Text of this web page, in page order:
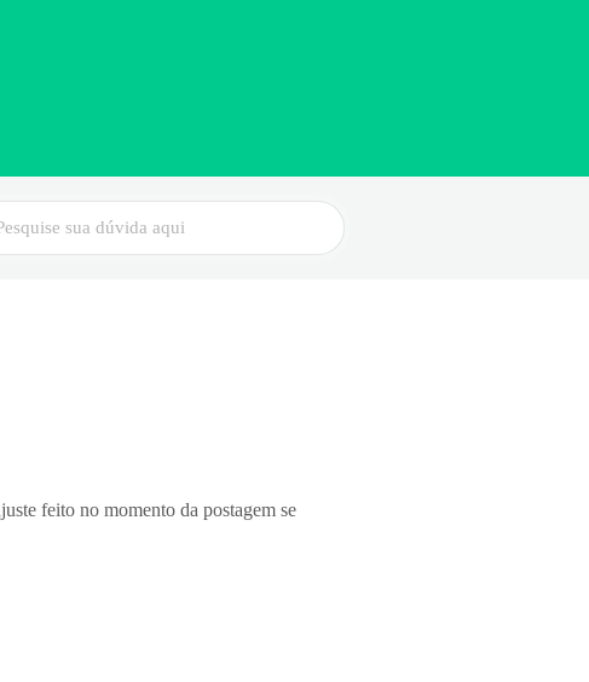
feito no momento da postagem se